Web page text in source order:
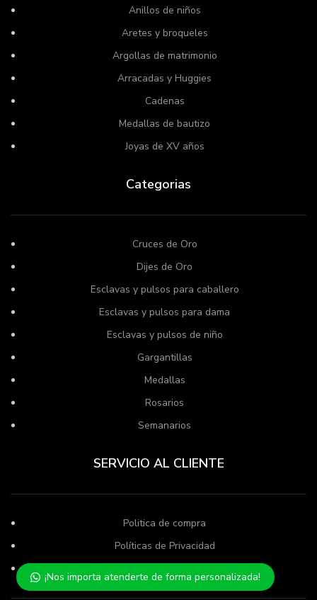
Anillos de niños
Aretes y broqueles
Argollas de matrimonio
Arracadas y Huggies
Cadenas
Medallas de bautizo
Joyas de XV años
Categorias
Cruces de Oro
Dijes de Oro
Esclavas y pulsos para caballero
Esclavas y pulsos para dama
Esclavas y pulsos de niño
Gargantillas
Medallas
Rosarios
Semanarios
SERVICIO AL CLIENTE
Politica de compra
Políticas de Privacidad
¡Nos importa atenderte de forma personalizada!